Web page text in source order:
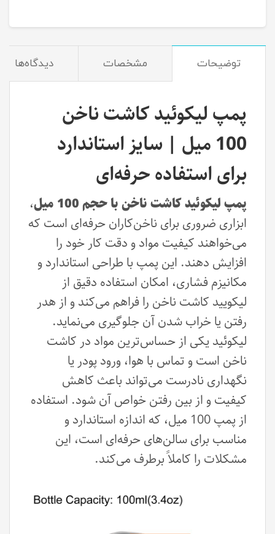
توضیحات مشخصات دیدگاه‌ها
پمپ لیکوئید کاشت ناخن
100 میل | سایز استاندارد
برای استفاده حرفه‌ای
پمپ لیکوئید کاشت ناخن با حجم 100 میل
،
ابزاری ضروری برای ناخن‌کاران حرفه‌ای است که
می‌خواهند کیفیت مواد و دقت کار خود را
افزایش دهند. این پمپ با طراحی استاندارد و
مکانیزم فشاری، امکان استفاده دقیق از
لیکویید کاشت ناخن را فراهم می‌کند و از هدر
رفتن یا خراب شدن آن جلوگیری می‌نماید.
لیکوئید یکی از حساس‌ترین مواد در کاشت
ناخن است و تماس با هوا، ورود پودر یا
نگهداری نادرست می‌تواند باعث کاهش
کیفیت و از بین رفتن خواص آن شود. استفاده
از پمپ 100 میل، که اندازه استاندارد و
مناسب برای سالن‌های حرفه‌ای است، این
مشکلات را کاملاً برطرف می‌کند.